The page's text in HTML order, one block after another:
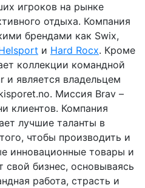
игроков на рынке
отдыха. Компания
брендами как Swix,
и Hard Rocx. Кроме
коллекции командной
является владельцем
Миссия Brav –
клиентов. Компания
лучшие таланты в
чтобы производить и
инновационные товары и
свой бизнес, основываясь
работа, страсть и